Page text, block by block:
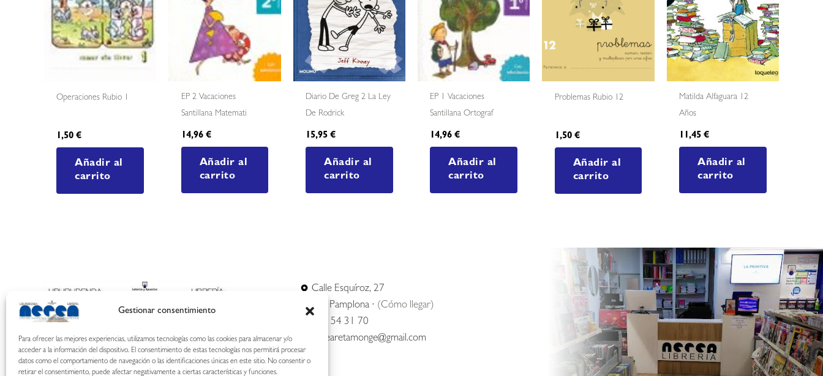
Gestionar consentimiento
Para ofrecer las mejores experiencias, utilizamos tecnologías como las cookies para almacenar y/o
acceder a la información del dispositivo. El consentimiento de estas tecnologías nos permitirá procesar
datos como el comportamiento de navegación o las identificaciones únicas en este sitio. No consentir o
retirar el consentimiento, puede afectar negativamente a ciertas características y funciones.
Operaciones Rubio 1
1,50€
Añadir al
carrito
EP 2 Vacaciones
Santillana Matemati
14,96 €
Añadir al
carrito
Diario De Greg 2 La Ley
De Rodrick
15,95€
Añadir al
carrito
EP 1 Vacaciones
Santillana Ortograf
14,96€
Añadir al
carrito
Problemas Rubio 12
1,50 €
Añadir al
carrito
Matilda Alfaguara 12
Años
11,45€
Añadir al
carrito
Calle Esquíroz, 27
31007 Pamplona · (Cómo llegar)
687 54 31 70
nerearetamonge@gmail.com